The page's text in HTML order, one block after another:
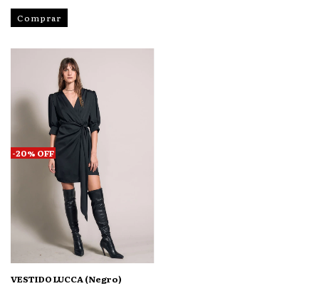
Comprar
-20% OFF
VESTIDO LUCCA (Negro)